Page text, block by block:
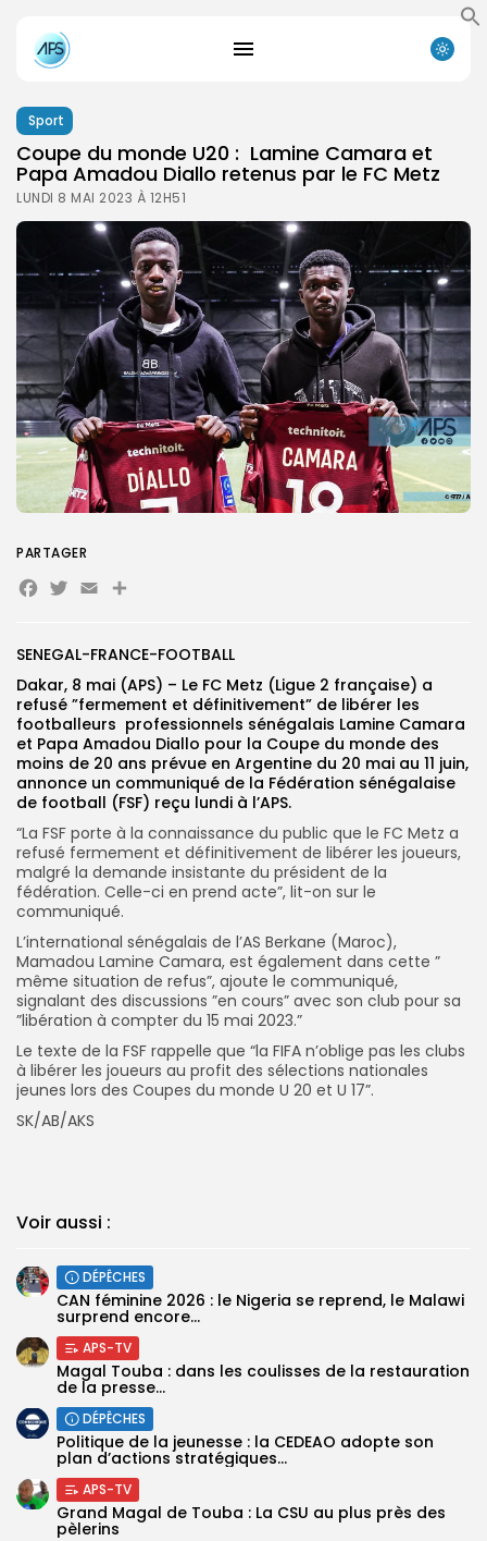
for:
FR
Sport
Coupe du monde U20 : Lamine Camara et
Papa Amadou Diallo retenus par le FC Metz
LUNDI 8 MAI 2023 À 12H51
SENEGAL-FRANCE-FOOTBALL
Dakar, 8 mai (APS) – Le FC Metz (Ligue 2 française) a
refusé ”fermement et définitivement” de libérer les
footballeurs professionnels sénégalais Lamine Camara
et Papa Amadou Diallo pour la Coupe du monde des
moins de 20 ans prévue en Argentine du 20 mai au 11 juin,
annonce un communiqué de la Fédération sénégalaise
de football (FSF) reçu lundi à l’APS.
“La FSF porte à la connaissance du public que le FC Metz a
refusé fermement et définitivement de libérer les joueurs,
malgré la demande insistante du président de la
fédération. Celle-ci en prend acte”, lit-on sur le
communiqué.
L’international sénégalais de l’AS Berkane (Maroc),
Mamadou Lamine Camara, est également dans cette ”
même situation de refus”, ajoute le communiqué,
signalant des discussions ”en cours” avec son club pour sa
”libération à compter du 15 mai 2023.”
Le texte de la FSF rappelle que “la FIFA n’oblige pas les clubs
à libérer les joueurs au profit des sélections nationales
jeunes lors des Coupes du monde U 20 et U 17”.
SK/AB/AKS
Voir aussi :
DÉPÊCHES
‎CAN féminine 2026 : le Nigeria se reprend, le Malawi
surprend encore...
APS-TV
Magal Touba : dans les coulisses de la restauration
de la presse...
DÉPÊCHES
Politique de la jeunesse : la CEDEAO adopte son
plan d’actions stratégiques...
APS-TV
Grand Magal de Touba : La CSU au plus près des
pèlerins
PARTAGER
Facebook
Twitter
EmailPartager